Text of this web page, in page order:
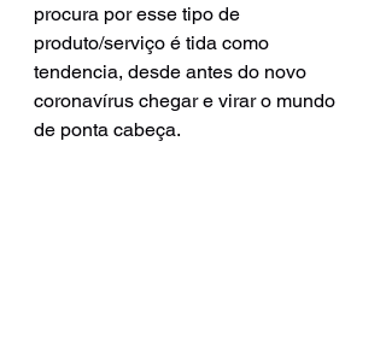
procura por esse tipo de
produto/serviço é tida como
tendencia, desde antes do novo
coronavírus chegar e virar o mundo
de ponta cabeça.